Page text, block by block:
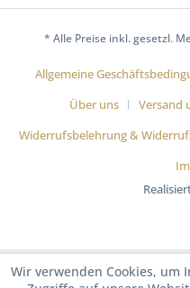
* Alle Preise inkl. gesetzl.
Allgemeine
Über uns
Versand
Widerrufsbelehrung &
Wir verwenden Cookies, um